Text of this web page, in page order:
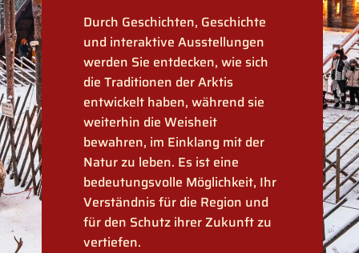
Durch Geschichten, Geschichte
und interaktive Ausstellungen
werden Sie entdecken, wie sich
die Traditionen der Arktis
entwickelt haben, während sie
weiterhin die Weisheit
bewahren, im Einklang mit der
Natur zu leben. Es ist eine
bedeutungsvolle Möglichkeit, Ihr
Verständnis für die Region und
für den Schutz ihrer Zukunft zu
vertiefen.